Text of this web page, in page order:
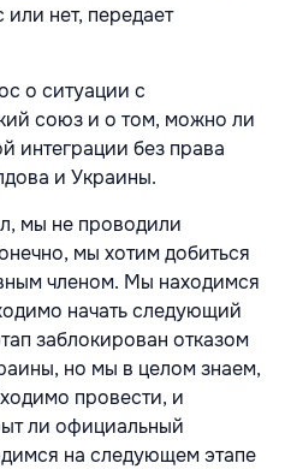
нет, передает
о ситуации с
союз и о том, можно ли
интеграции без права
и Украины.
мы не проводили
мы хотим добиться
членом. Мы находимся
начать следующий
заблокирован отказом
но мы в целом знаем,
провести, и
ли официальный
на следующем этапе